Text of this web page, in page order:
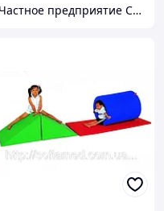
Частное предприятие София Мед